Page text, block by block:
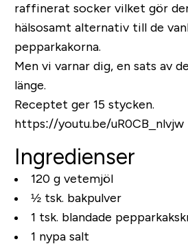
raffinerat socker vilket gör
hälsosamt alternativ till de
pepparkakorna.
Men vi varnar dig, en sats av
länge.
Receptet ger 15 stycken.
https://youtu.be/uR0CB_nlvjw
Ingredienser
120 g vetemjöl
½ tsk. bakpulver
1 tsk. blandade
1 nypa salt